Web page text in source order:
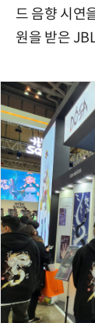
드 음향 시연
원을 받은